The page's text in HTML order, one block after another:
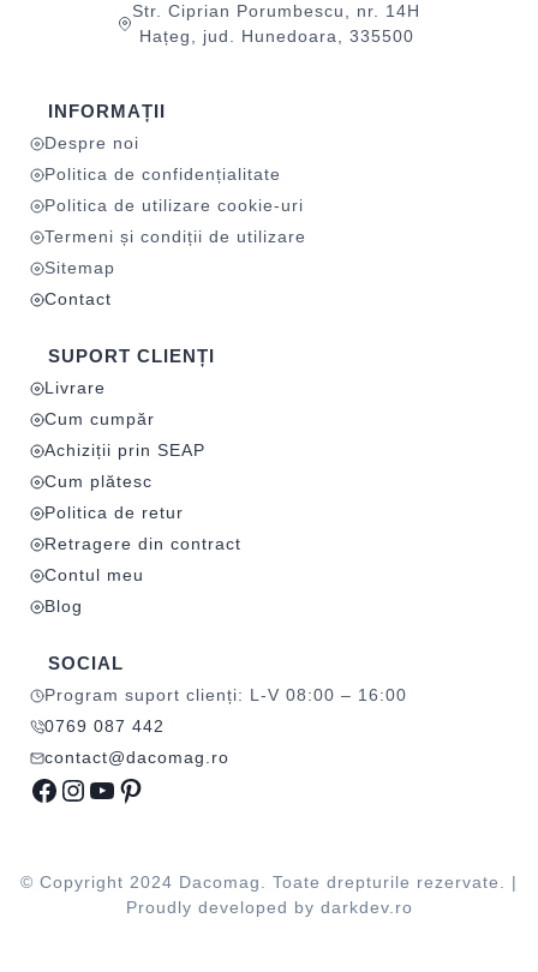
Str. Ciprian Porumbescu, nr. 14H
Hațeg, jud. Hunedoara, 335500
INFORMAȚII
Despre noi
Politica de confidențialitate
Politica de utilizare cookie-uri
Termeni și condiții de utilizare
Sitemap
Contact
SUPORT CLIENȚI
Livrare
Cum cumpăr
Achiziții prin SEAP
Cum plătesc
Politica de retur
Retragere din contract
Contul meu
Blog
SOCIAL
Program suport clienți: L-V 08:00 – 16:00
0769 087 442
contact@dacomag.ro
Facebook
Instagram
YouTube
Pinterest
© Copyright 2024 Dacomag. Toate drepturile rezervate. |
Proudly developed by darkdev.ro